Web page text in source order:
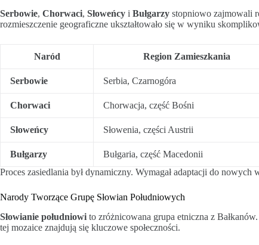
Serbowie, Chorwaci, Słoweńcy i Bułgarzy stopniowo zajmowali
rozmieszczenie geograficzne ukształtowało się w wyniku
Naród Region Zamieszkania
Serbowie Serbia, Czarnogóra
Chorwaci Chorwacja, część Bośni
Słoweńcy Słowenia, części Austrii
Bułgarzy Bułgaria, część Macedonii
Proces zasiedlania był dynamiczny. Wymagał adaptacji do
Narody Tworzące Grupę Słowian Południowych
Słowianie południowi to zróżnicowana grupa etniczna z
tej mozaice znajdują się kluczowe społeczności.